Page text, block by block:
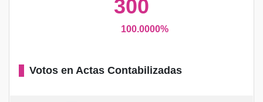
300
100.0000%
Votos en Actas Contabilizadas